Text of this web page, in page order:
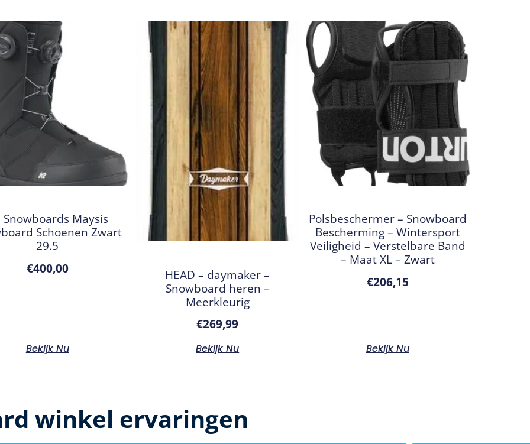
Snowboards Maysis
Schoenen Zwart
29.5
€400,00
Bekijk Nu
HEAD – daymaker –
Snowboard heren –
Meerkleurig
€269,99
Bekijk Nu
Polsbeschermer – Snowboard
Bescherming – Wintersport
Veiligheid – Verstelbare Band
– Maat XL – Zwart
€206,15
Bekijk Nu
winkel ervaringen